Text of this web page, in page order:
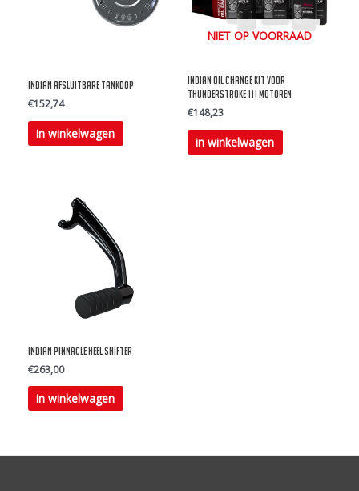
Indian Afsluitbare Tankdop
€152,74
in winkelwagen
Dit
product
optie
kan
gekozen
productpagina
NIET OP VOORRAAD
Indian Oil change kit voor
Thunderstroke 111 Motoren
€148,23
in winkelwagen
Indian Pinnacle Heel Shifter
€263,00
in winkelwagen
Dit
product
meerdere